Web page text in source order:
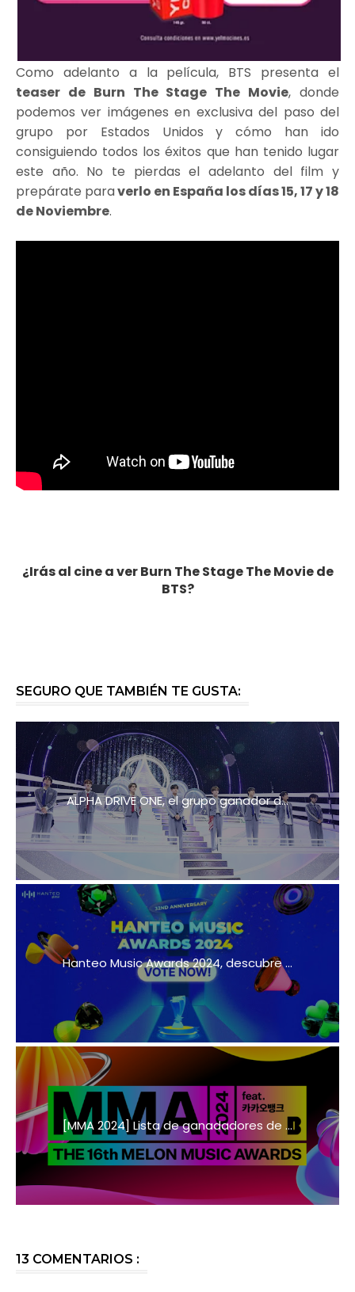
Como adelanto a la película, BTS presenta el
teaser de Burn The Stage The Movie, donde
podemos ver imágenes en exclusiva del paso del
grupo por Estados Unidos y cómo han ido
consiguiendo todos los éxitos que han tenido lugar
este año. No te pierdas el adelanto del film y
prepárate paraverlo en España los días 15, 17 y 18
de Noviembre.
¿Irás al cine a verBurn The Stage The Movie de
BTS?
SEGURO QUE TAMBIÉN TE GUSTA:
ALPHA DRIVE ONE, el grupo ganador d...
Hanteo Music Awards 2024, descubre ...
[MMA 2024] Lista de ganadadores de ...
13 COMENTARIOS :